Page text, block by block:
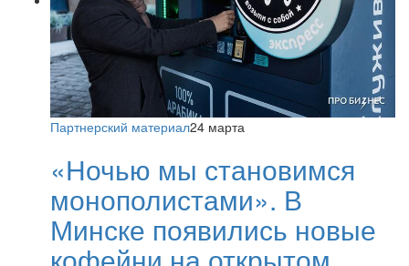
Партнерский материал24 марта
«Ночью мы становимся
монополистами». В
Минске появились новые